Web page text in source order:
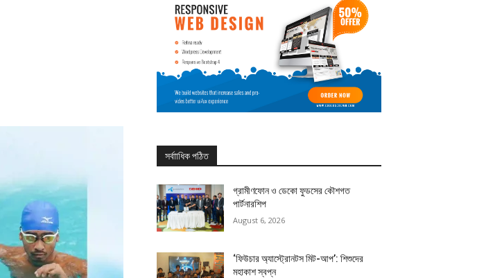
সর্বাাধিক পঠিত
গ্রামীণফোন ও ডেকো ফুডসের কৌশগত
পার্টনারশিপ
August 6, 2026
‘ফিউচার অ্যাস্ট্রোনটস মিট-আপ’: শিশুদের
মহাকাশ স্বপ্ন